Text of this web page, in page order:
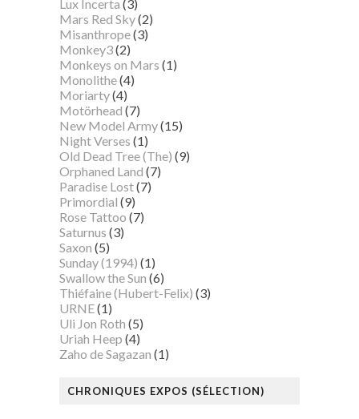
Lux Incerta (3)
Mars Red Sky(2)
Misanthrope(3)
Monkey3(2)
Monkeys on Mars (1)
Monolithe(4)
Moriarty(4)
Motörhead (7)
New Model Army(15)
Night Verses (1)
Old Dead Tree (The) (9)
Orphaned Land (7)
Paradise Lost(7)
Primordial (9)
Rose Tattoo (7)
Saturnus (3)
Saxon (5)
Sunday (1994) (1)
Swallow the Sun (6)
Thiéfaine (Hubert-Felix) (3)
URNE(1)
Uli Jon Roth (5)
Uriah Heep (4)
Zaho de Sagazan (1)
CHRONIQUES EXPOS (SÉLECTION)